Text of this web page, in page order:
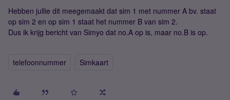
Hebben jullie dit meegemaakt dat sim 1 met nummer A bv. staat
op sim 2 en op sim 1 staat het nummer B van sim 2.
Dus ik krijg bericht van Simyo dat no.A op is, maar no.B is op.
telefoonnummer Simkaart